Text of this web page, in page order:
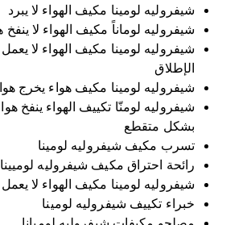
شيفروليه لومينا مكيف الهواء لا يبرد
شيفروليه لوماناً مكيف الهواء لا
شيفروليه لومينا مكيف الهواء لا
الإطلاق
شيفروليه لومينا مكيف هواء يخرج
شيفروليه لومنّا تكييف الهواء ينفخ
بشكل متقطع
تسرب مكيف شيفروليه لومينا
رائحة احتراق مكيف شيفروليه لوميينا
شيفروليه لومينا مكيف الهواء لا يعمل
خبراء تكييف شيفروليه لومينا